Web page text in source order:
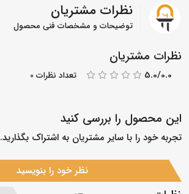
نظرات مشتریان
توضیحات و مشخصات فنی محصول
نظرات مشتریان
5.0/0.0 تعداد نظرات 0
این محصول را بررسی کنید
تجربه خود را با سایر مشتریان به اشتراک بگذارید.
نظر خود را بنویسید